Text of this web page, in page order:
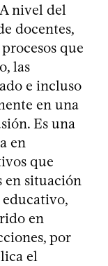
nivel del
docentes,
que
las
e incluso
en una
Es una
en
que
en situación
educativo,
en
por
el